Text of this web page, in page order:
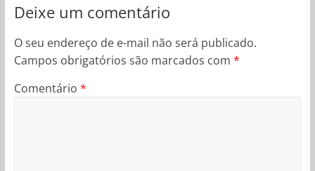
Deixe um comentário
O seu endereço de e-mail não será publicado.
Campos obrigatórios são marcados com *
Comentário *